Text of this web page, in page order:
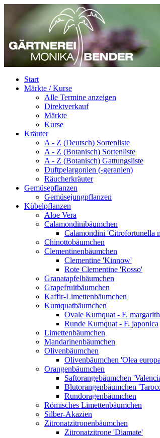
Start
Märkte / Kurse
Alle Termine anzeigen
Direktverkauf
Märkte
Kurse
Kräuter
A - Z (Deutsch) Sortenliste
A - Z (Botanisch) Sortenliste
A - Z (Botanisch) Gattungsliste
Duftpelargonien (-geranien)
Räucherkräuter
Gemüsepflanzen
Gemüsejungpflanzen
Kübelpflanzen
Aloe Vera
Calamondinibäumchen
Calamondini 'Citrofortunella
Chinottobäumchen
Clementinenbäumchen
Clementine 'Kinnow'
Rote Clementine 'Rosso'
Granatapfelbäumchen
Grapefruitbäumchen
Kaffir-Limettenbäumchen
Kumquatbäumchen
Ovale Kumquat - F.
Runde Kumquat - F. japonica
Limettenbäumchen
Mandarinenbäumchen
Olivenbäumchen
Olivenbäumchen 'Olea
Orangenbäumchen
Saftorangebäumchen
Blutorangenbäumchen
Rundoragenbäumchen
Römisches Limettenbäumchen
Silber-Akazien
Zitronatzitronenbäumchen
Zitronatzitrone 'Diamate'